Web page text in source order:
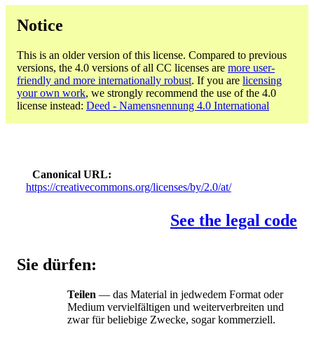
Notice
This is an older version of this license. Compared to previous
versions, the 4.0 versions of all CC licenses are more user-
friendly and more internationally robust. If you are licensing
your own work, we strongly recommend the use of the 4.0
license instead: Deed - Namensnennung 4.0 International
Canonical URL
https://creativecommons.org/licenses/by/2.0/at/
See the legal code
Sie dürfen:
Teilen — das Material in jedwedem Format oder
Medium vervielfältigen und weiterverbreiten und
zwar für beliebige Zwecke, sogar kommerziell.